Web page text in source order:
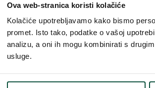
Ova web-stranica koristi kolačiće
Kolačiće upotrebljavamo kako bismo
promet. Isto tako, podatke o vašoj
analizu, a oni ih mogu kombinirati s
usluge.
PVC grančicama zahvaljujući čemu ima
stalak.
savršeno usklađen, ovaj proizvod možete
jele